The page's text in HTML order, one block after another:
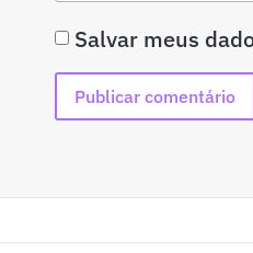
Salvar meus